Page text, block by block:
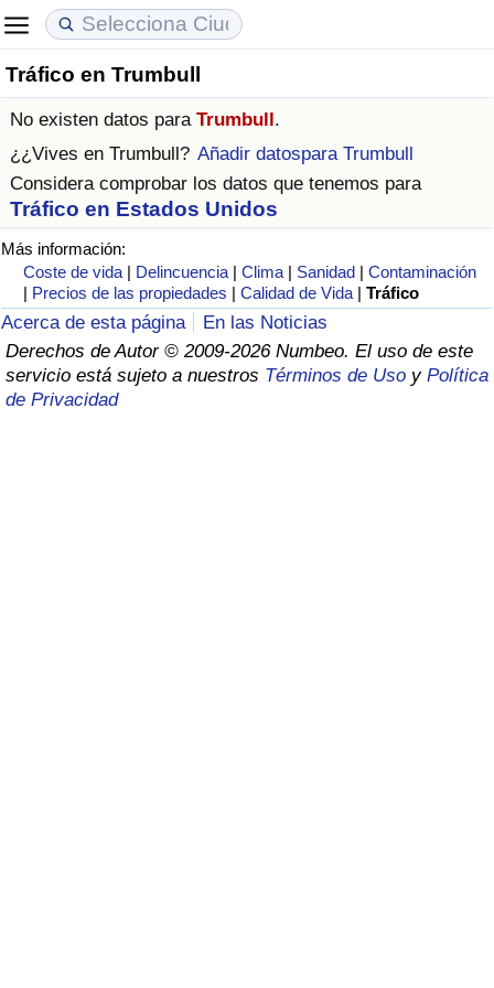
Tráfico en Trumbull
No existen datos para Trumbull.
¿¿Vives en Trumbull? Añadir datospara Trumbull
Considera comprobar los datos que tenemos para
Tráfico en Estados Unidos
Más información:
Coste de vida | Delincuencia |Clima | Sanidad |Contaminación
| Precios de las propiedades |Calidad de Vida |Tráfico
Acerca de esta página
En las Noticias
Derechos de Autor © 2009-2026 Numbeo. El uso de este
servicio está sujeto a nuestros Términos de Uso y Política
de Privacidad
Coste de vida
Índice de Costo de Vida
Índice de costo de vida por país
en aqaba
Precios de las propiedades
Índice de Precios de Inmuebles
Índice de Precios de Inmuebles por País
Calidad de Vida
Índice de Calidad de Vida (Actual)
Índice de calidad de vida por país
Delincuencia
Calificación del Índice de Criminalidad
(Actual)